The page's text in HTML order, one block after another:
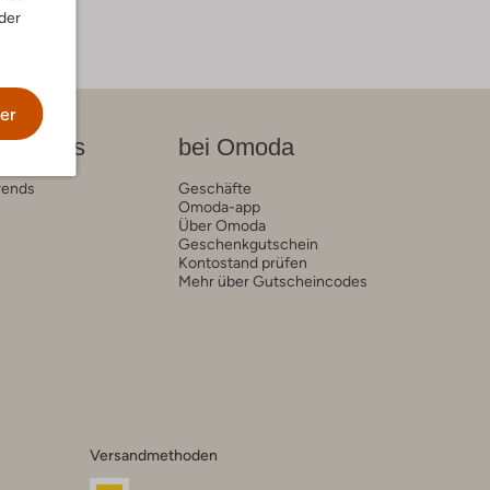
News bei Omoda
Geschäfte
Omoda-app
Über Omoda
Geschenkgutschein
Kontostand prüfen
Mehr über Gutscheincodes
Versandmethoden